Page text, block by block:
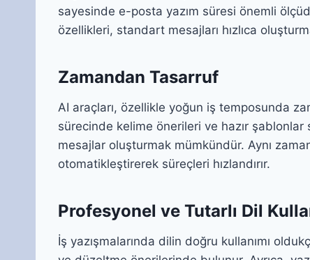
sayesinde e-posta yazım süresi önemli
özellikleri, standart mesajları hızlıca
Zamandan Tasarruf
AI araçları, özellikle yoğun iş temposunda
sürecinde kelime önerileri ve hazır
mesajlar oluşturmak mümkündür. Aynı
otomatikleştirerek süreçleri hızlandırır.
Profesyonel ve Tutarlı Dil
İş yazışmalarında dilin doğru kullanımı